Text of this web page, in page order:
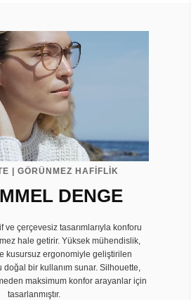
| GÖRÜNMEZ HAFİFLİK
DENGE
ve çerçevesiz tasarımlarıyla konforu
hale getirir. Yüksek mühendislik,
kusursuz ergonomiyle geliştirilen
bir kullanım sunar. Silhouette,
maksimum konfor arayanlar için
tasarlanmıştır.